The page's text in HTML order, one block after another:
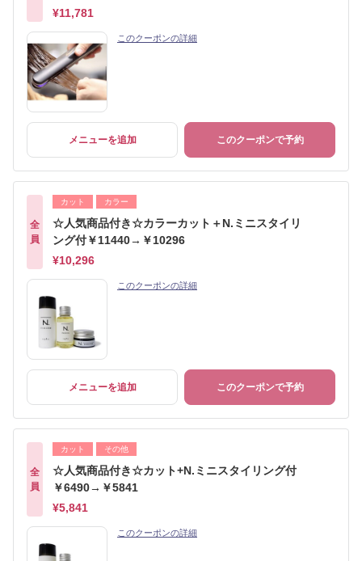
¥11,781
このクーポンの詳細
メニューを追加 このクーポンで予約
全
員
カット カラー
☆人気商品付き☆カラーカット＋N.ミニスタイリ
ング付￥11440→￥10296
¥10,296
このクーポンの詳細
メニューを追加 このクーポンで予約
全
員
カット その他
☆人気商品付き☆カット+N.ミニスタイリング付
￥6490→￥5841
¥5,841
このクーポンの詳細